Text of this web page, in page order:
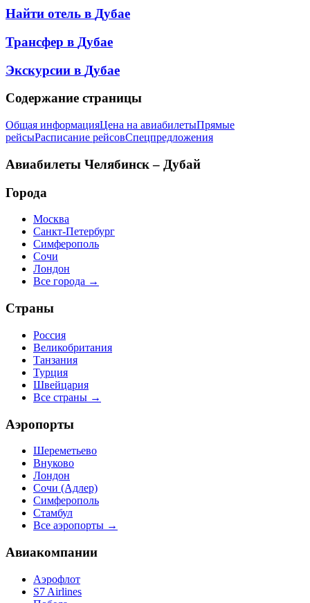
Найти отель в Дубае
Трансфер в Дубае
Экскурсии в Дубае
Содержание страницы
Общая информацияЦена на авиабилетыПрямые
рейсыРасписание рейсовСпецпредложения
Авиабилеты Челябинск – Дубай
Города
Москва
Санкт-Петербург
Симферополь
Сочи
Лондон
Все города →
Страны
Россия
Великобритания
Танзания
Турция
Швейцария
Все страны →
Аэропорты
Шереметьево
Внуково
Лондон
Сочи (Адлер)
Симферополь
Стамбул
Все аэропорты →
Авиакомпании
Аэрофлот
S7 Airlines